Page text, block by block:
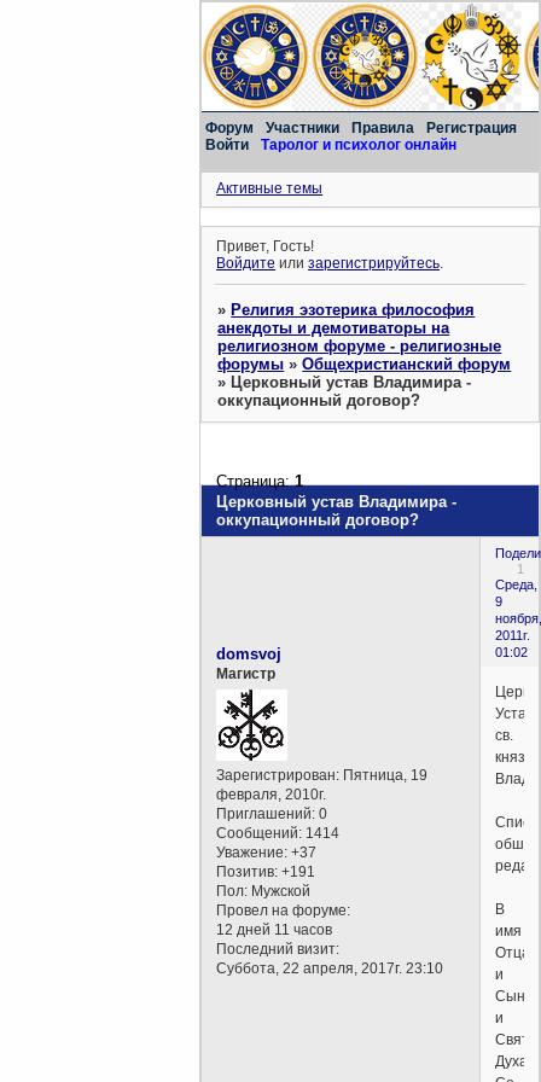
Форум Участники Правила
Регистрация
Войти
Таролог и психолог онлайн
Активные темы
Привет, Гость!
Войдите илизарегистрируйтесь.
»Религия эзотерика философия
анекдоты и демотиваторы на
религиозном форуме - религиозные
форумы »Общехристианский форум
»Церковный устав Владимира -
оккупационный договор?
Церковный устав Владимира -
оккупационный договор?
Страница:1
1
Среда,
9
ноября,
2011г.
01:02
domsvoj
Магистр
Зарегистрирован: Пятница, 19
февраля, 2010г.
Приглашений: 0
Сообщений: 1414
Уважение: +37
Позитив: +191
Пол: Мужской
Провел на форуме:
12 дней 11 часов
Последний визит:
Суббота, 22 апреля, 2017г. 23:10
Устав
св.
князя
В
имя
Отца
и
Сына
и
Духа.